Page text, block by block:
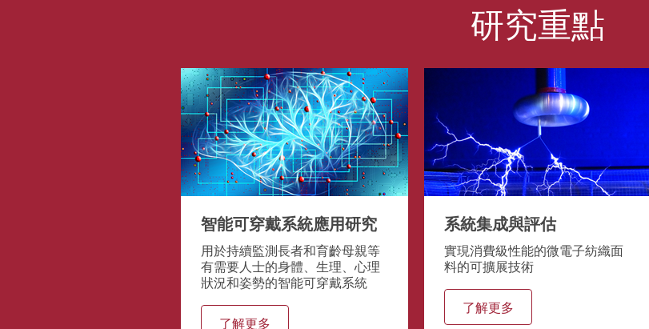
研究重點
智能可穿戴系統應用研究
用於持續監測長者和育齡母親等
有需要人士的身體、生理、心理
狀況和姿勢的智能可穿戴系統
了解更多
系統集成與評估
實現消費級性能的微電子紡織面
料的可擴展技術
了解更多